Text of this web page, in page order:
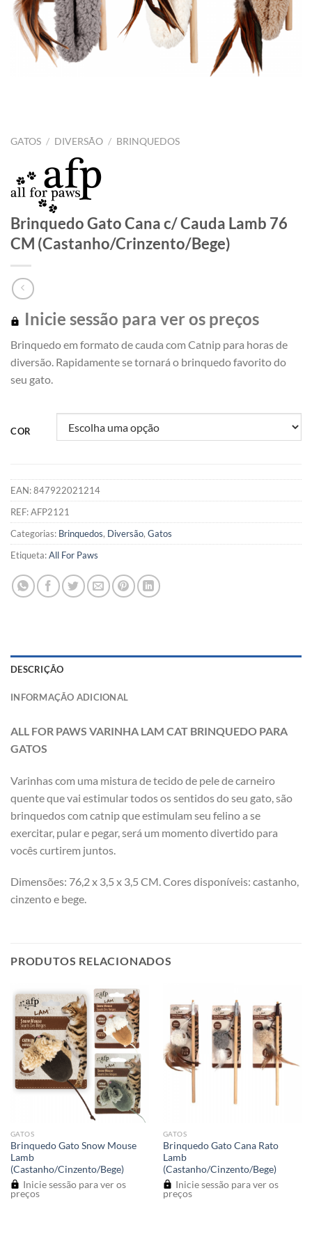
GATOS / DIVERSÃO / BRINQUEDOS
Brinquedo Gato Cana c/ Cauda Lamb 76
CM (Castanho/Crinzento/Bege)
Inicie sessão para ver os preços
Brinquedo em formato de cauda com Catnip para horas de
diversão. Rapidamente se tornará o brinquedo favorito do
seu gato.
COR
EAN:847922021214
REF:AFP2121
Categorias: Brinquedos, Diversão, Gatos
Etiqueta:All For Paws
DESCRIÇÃO
INFORMAÇÃO ADICIONAL
ALL FOR PAWS VARINHA LAM CAT BRINQUEDO PARA
GATOS
Varinhas com uma mistura de tecido de pele de carneiro
quente que vai estimular todos os sentidos do seu gato, são
brinquedos com catnip que estimulam seu felino a se
exercitar, pular e pegar, será um momento divertido para
vocês curtirem juntos.
Dimensões: 76,2 x 3,5 x 3,5 CM. Cores disponíveis: castanho,
cinzento e bege.
PRODUTOS RELACIONADOS
GATOS
Brinquedo Gato Snow Mouse
Lamb
(Castanho/Cinzento/Bege)
Inicie sessão para ver os
preços
GATOS
Brinquedo Gato Cana Rato
Lamb
(Castanho/Cinzento/Bege)
Inicie sessão para ver os
preços